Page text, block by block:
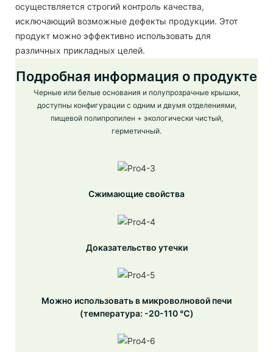
осуществляется строгий контроль качества,
исключающий возможные дефекты продукции. Этот
продукт можно эффективно использовать для
различных прикладных целей.
Подробная информация о продукте
Черные или белые основания и полупрозрачные крышки,
доступны конфигурации с одним и двумя отделениями,
пищевой полипропилен + экологически чистый,
герметичный.
Сжимающие свойства
Доказательство утечки
Можно использовать в микроволновой печи
(температура: -20-110 ℃)